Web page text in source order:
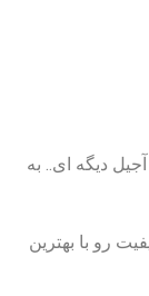
آجیل دیگه ای.. به
رو با بهترین